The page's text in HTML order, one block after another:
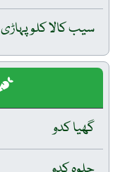
سیب کالا کلو پہاڑی
گھیا کدو